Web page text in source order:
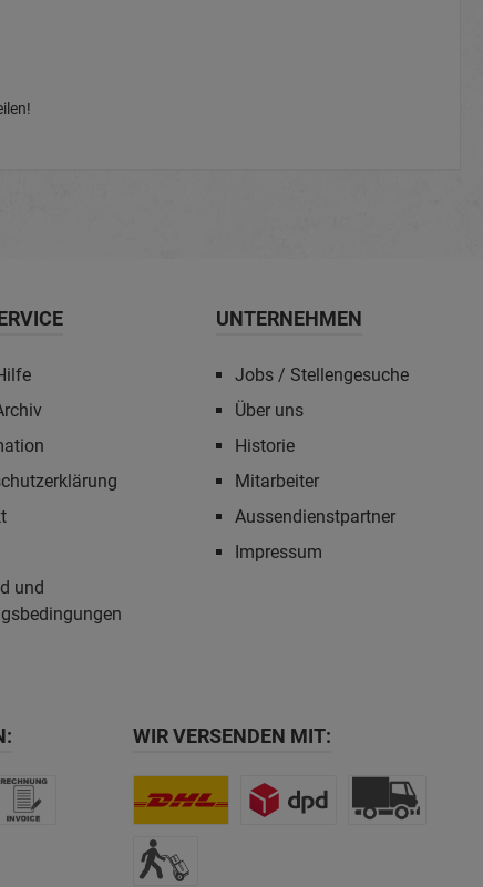
und
UNTERNEHMEN
Jobs / Stellengesuche
Über uns
Historie
Mitarbeiter
Aussendienstpartner
Impressum
WIR VERSENDEN MIT: